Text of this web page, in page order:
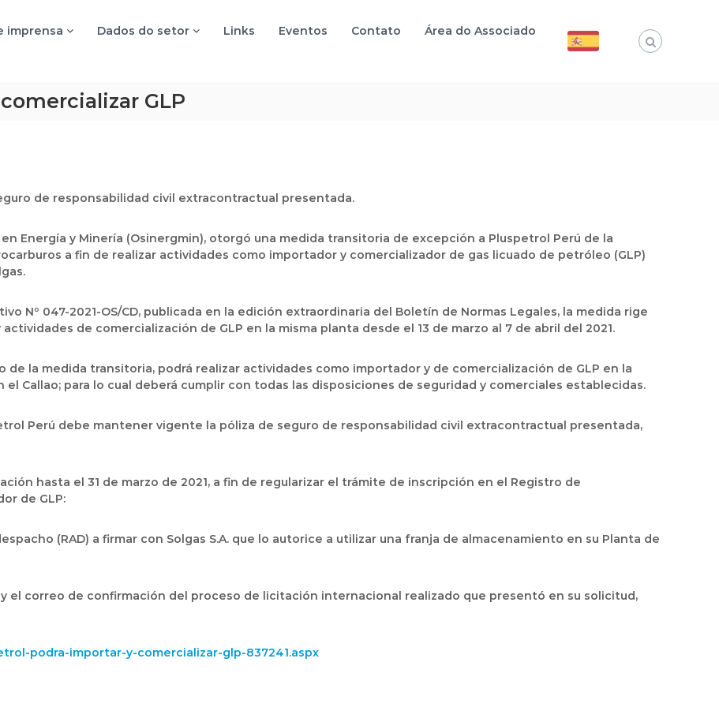
imprensa Dados do setor Links Eventos Contato Área do Associado
GLP
de responsabilidad civil extracontractual presentada.
Energía y Minería (Osinergmin), otorgó una medida transitoria de excepción a Pluspetrol Perú de la
a fin de realizar actividades como importador y comercializador de gas licuado de petróleo (GLP)
Nº 047-2021-OS/CD, publicada en la edición extraordinaria del Boletín de Normas Legales, la medida rige
de comercialización de GLP en la misma planta desde el 13 de marzo al 7 de abril del 2021.
de la medida transitoria, podrá realizar actividades como importador y de comercialización de GLP en la
Callao; para lo cual deberá cumplir con todas las disposiciones de seguridad y comerciales establecidas.
Perú debe mantener vigente la póliza de seguro de responsabilidad civil extracontractual presentada,
hasta el 31 de marzo de 2021, a fin de regularizar el trámite de inscripción en el Registro de
de GLP:
(RAD) a firmar con Solgas S.A. que lo autorice a utilizar una franja de almacenamiento en su Planta de
el correo de confirmación del proceso de licitación internacional realizado que presentó en su solicitud,
podra-importar-y-comercializar-glp-837241.aspx